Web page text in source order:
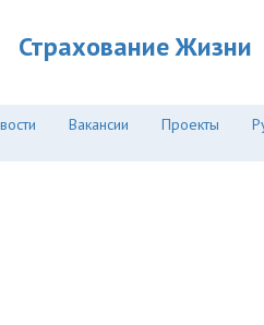
Страхование Жизни
Вакансии Проекты